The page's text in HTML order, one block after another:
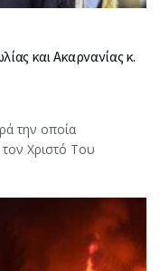
και Ακαρνανίας κ.
την οποία
Χριστό Του